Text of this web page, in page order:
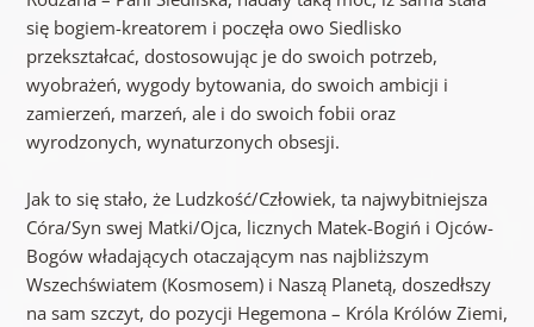
się bogiem-kreatorem i poczęła owo Siedlisko
przekształcać, dostosowując je do swoich potrzeb,
wyobrażeń, wygody bytowania, do swoich ambicji i
zamierzeń, marzeń, ale i do swoich fobii oraz
wyrodzonych, wynaturzonych obsesji.
Jak to się stało, że Ludzkość/Człowiek, ta najwybitniejsza
Córa/Syn swej Matki/Ojca, licznych Matek-Bogiń i Ojców-
Bogów władających otaczającym nas najbliższym
Wszechświatem (Kosmosem) i Naszą Planetą, doszedłszy
na sam szczyt, do pozycji Hegemona – Króla Królów Ziemi,